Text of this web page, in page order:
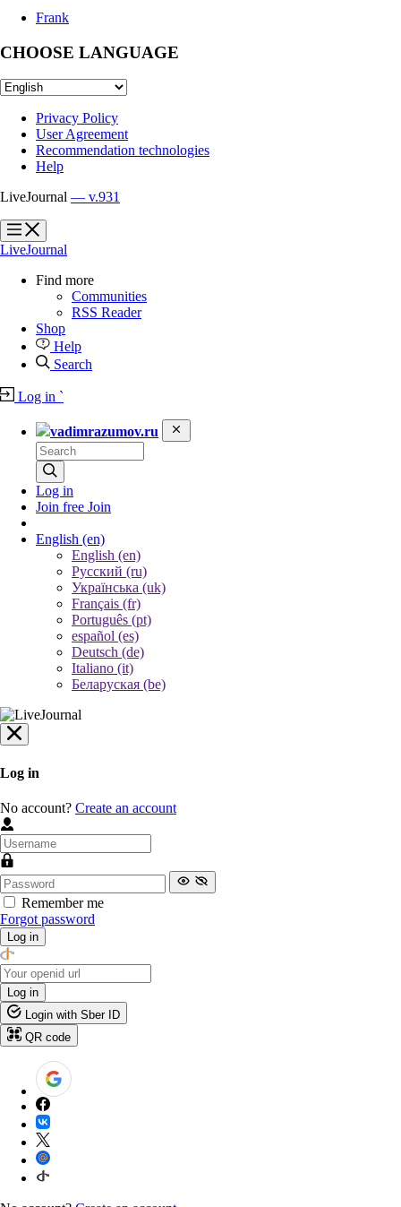
Frank
CHOOSE LANGUAGE
Privacy Policy
User Agreement
Recommendation technologies
Help
LiveJournal — v.931
?
?
LiveJournal
Find more
Communities
RSS Reader
Shop
Help
Search
Log in `
vadimrazumov.ru
Log in
Join free Join
English (en)
English (en)
Русский (ru)
Українська (uk)
Français (fr)
Português (pt)
español (es)
Deutsch (de)
Italiano (it)
Беларуская (be)
Log in
No account? Create an account
Remember me
Forgot password
Log in
Log in
Login with Sber ID
QR code